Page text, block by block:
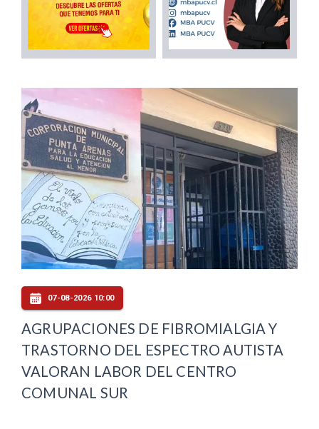
07-08-2026 10:00
AGRUPACIONES DE FIBROMIALGIA Y
TRASTORNO DEL ESPECTRO AUTISTA
VALORAN LABOR DEL CENTRO
COMUNAL SUR